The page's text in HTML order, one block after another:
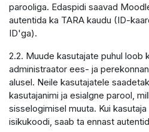
parooliga. Edaspidi saavad
autentida ka TARA kaudu (ID-
ID'ga).
2.2. Muude kasutajate puhul loob
administraator ees- ja
alusel. Neile kasutajatele
kasutajanimi ja esialgne parool,
sisselogimisel muuta. Kui
isikukoodi, saab ta ennast